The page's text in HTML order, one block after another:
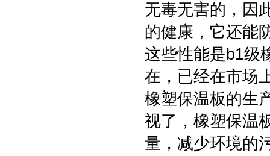
无毒无害的，因
的健康，它还能
这些性能是b1级
在，已经在市场
橡塑保温板的生
视了，橡塑保温
量，减少环境的